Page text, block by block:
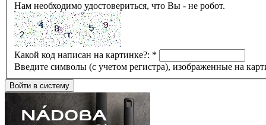
Нам необходимо удостовериться, что Вы - не робот.
Какой код написан на картинке?: *
Введите символы (с учетом регистра), изображенные на